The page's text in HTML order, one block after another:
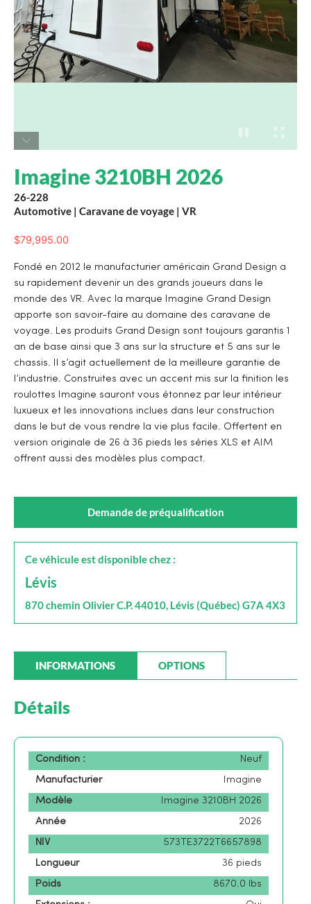
Imagine 3210BH 2026
26-228
Automotive | Caravane de voyage | VR
$79,995.00
Fondé en 2012 le manufacturier américain Grand Design a
su rapidement devenir un des grands joueurs dans le
monde des VR. Avec la marque Imagine Grand Design
apporte son savoir-faire au domaine des caravane de
voyage. Les produits Grand Design sont toujours garantis 1
an de base ainsi que 3 ans sur la structure et 5 ans sur le
chassis. Il s’agit actuellement de la meilleure garantie de
l’industrie. Construites avec un accent mis sur la finition les
roulottes Imagine sauront vous étonnez par leur intérieur
luxueux et les innovations inclues dans leur construction
dans le but de vous rendre la vie plus facile. Offertent en
version originale de 26 à 36 pieds les séries XLS et AIM
offrent aussi des modèles plus compact.
Demande de préqualification
Ce véhicule est disponible chez :
Lévis
870 chemin Olivier C.P. 44010, Lévis (Québec) G7A 4X3
INFORMATIONS OPTIONS
Détails
Condition :
Neuf
Manufacturier
Imagine
Modèle
Imagine 3210BH 2026
Année
2026
NIV
573TE3722T6657898
Longueur
36 pieds
Poids
8670.0 lbs